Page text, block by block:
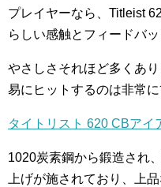
プレイヤーなら、Titleist
らしい感触とフィードバッ
やさしさそれほど多くあ
易にヒットするのは非常に
タイトリスト 620 CBアイ
1020炭素鋼から鍛造され
上げが施されており、上